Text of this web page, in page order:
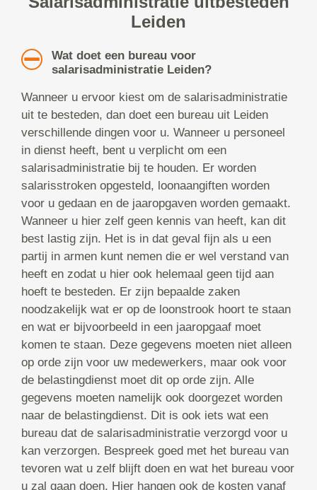
Leiden
Wat doet een bureau voor
salarisadministratie Leiden?
Wanneer u ervoor kiest om de salarisadministratie
uit te besteden, dan doet een bureau uit Leiden
verschillende dingen voor u. Wanneer u personeel
in dienst heeft, bent u verplicht om een
salarisadministratie bij te houden. Er worden
salarisstroken opgesteld, loonaangiften worden
voor u gedaan en de jaaropgaven worden gemaakt.
Wanneer u hier zelf geen kennis van heeft, kan dit
best lastig zijn. Het is in dat geval fijn als u een
partij in armen kunt nemen die er wel verstand van
heeft en zodat u hier ook helemaal geen tijd aan
hoeft te besteden. Er zijn bepaalde zaken
noodzakelijk wat er op de loonstrook hoort te staan
en wat er bijvoorbeeld in een jaaropgaaf moet
komen te staan. Deze gegevens moeten niet alleen
op orde zijn voor uw medewerkers, maar ook voor
de belastingdienst moet dit op orde zijn. Alle
gegevens moeten namelijk ook doorgezet worden
naar de belastingdienst. Dit is ook iets wat een
bureau dat de salarisadministratie verzorgd voor u
kan verzorgen. Bespreek goed met het bureau van
tevoren wat u zelf blijft doen en wat het bureau voor
u zal gaan doen. Hier hangen ook de kosten vanaf